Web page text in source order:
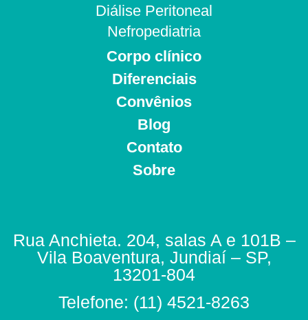
Diálise Peritoneal
Nefropediatria
Corpo clínico
Diferenciais
Convênios
Blog
Contato
Sobre
Rua Anchieta. 204, salas A e 101B –
Vila Boaventura, Jundiaí – SP,
13201-804
Telefone: (11) 4521-8263